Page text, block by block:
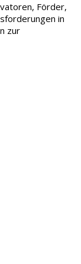
Förder,
in
zur